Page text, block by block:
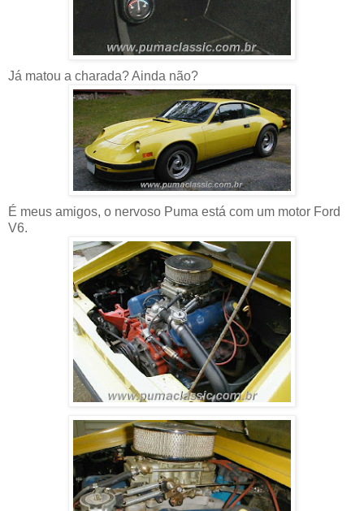
Já matou a charada? Ainda não?
É meus amigos, o nervoso Puma está com um motor Ford
V6.